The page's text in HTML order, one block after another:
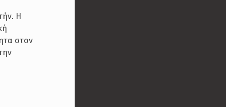
Η
στον